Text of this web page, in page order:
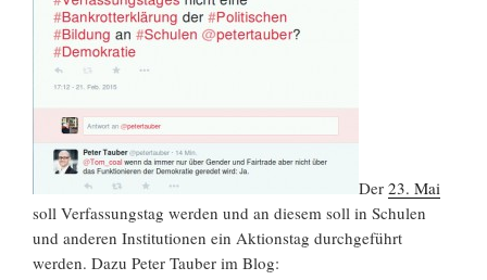
Der 23. Mai
soll Verfassungstag werden und an diesem soll in Schulen
und anderen Institutionen ein Aktionstag durchgeführt
werden. Dazu Peter Tauber im Blog: